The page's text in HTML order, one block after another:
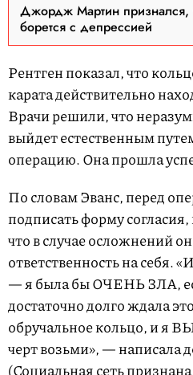
Джордж Мартин признался,
борется с депрессией
Рентген показал, что
карата действительно
Врачи решили, что
выйдет естественным
операцию. Она прошла
По словам Эванс, перед
подписать форму
что в случае осложнений
ответственность на себя.
— я была бы ОЧЕНЬ ЗЛА,
достаточно долго ждала
обручальное кольцо, и я
черт возьми», — написала
(Социальная сеть